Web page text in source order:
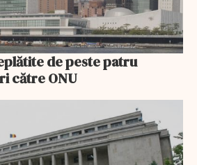
de peste patru
către ONU